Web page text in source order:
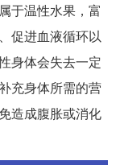
于温性水果，富
促进血液循环以
身体会失去一定
充身体所需的营
造成腹胀或消化